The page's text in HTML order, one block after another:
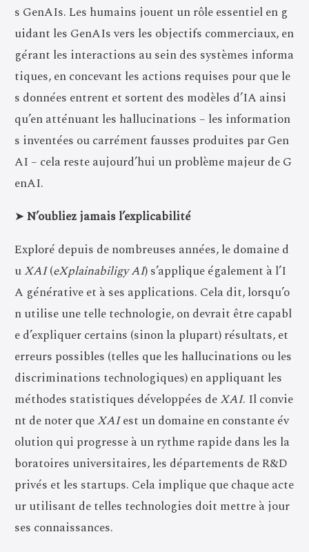
s GenAIs. Les humains jouent un rôle essentiel en g
uidant les GenAIs vers les objectifs commerciaux, en
gérant les interactions au sein des systèmes informa
tiques, en concevant les actions requises pour que le
s données entrent et sortent des modèles d’IA ainsi
qu’en atténuant les hallucinations – les information
s inventées ou carrément fausses produites par Gen
AI – cela reste aujourd’hui un problème majeur de G
enAI.
➤N’oubliez jamais l’explicabilité
Exploré depuis de nombreuses années, le domaine d
uXAI(eXplainabiligy AI) s’applique également à l’I
A générative et à ses applications. Cela dit, lorsqu’o
n utilise une telle technologie, on devrait être capabl
e d’expliquer certains (sinon la plupart) résultats, et
erreurs possibles (telles que les hallucinations ou les
discriminations technologiques) en appliquant les
méthodes statistiques développées deXAI. Il convie
nt de noter queXAIest un domaine en constante év
olution qui progresse à un rythme rapide dans les la
boratoires universitaires, les départements de R&D
privés et les startups. Cela implique que chaque acte
ur utilisant de telles technologies doit mettre à jour
ses connaissances.